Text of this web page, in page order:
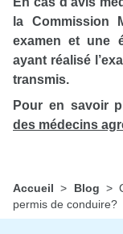
la Commission
examen et une
ayant réalisé
transmis.
Pour en savoir
des médecins
Accueil > Blog >
permis de conduire?